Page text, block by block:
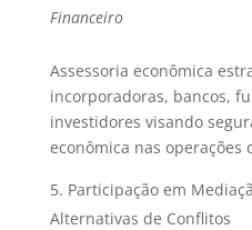
Financeiro
Assessoria econômica
incorporadoras, bancos,
investidores visando
econômica nas operações
Participação em
Alternativas de Conflitos